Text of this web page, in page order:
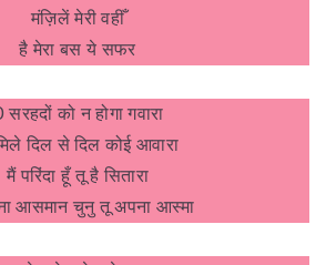
मंज़िलें मेरी वहीँ
है मेरा बस ये सफर
सरहदों को न होगा गवारा
दिल से दिल कोई आवारा
मैं परिंदा हूँ तू है सितारा
आसमान चुनु तू अपना आस्मा